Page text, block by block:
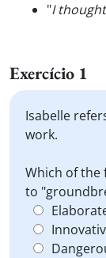
"I
Exercício 1
Isabelle
work.
Which of the
to